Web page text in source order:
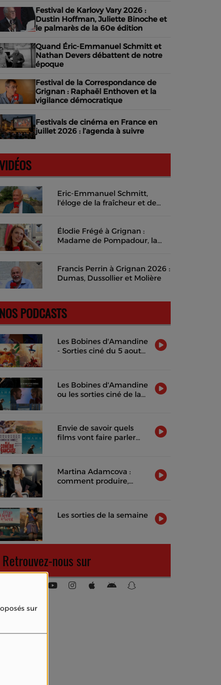
sur
Festival de Karlovy Vary 2026 :
Dustin Hoffman, Juliette Binoche et
le palmarès de la 60e édition
Quand Éric-Emmanuel Schmitt et
Nathan Devers débattent de notre
époque
Festival de la Correspondance de
Grignan : Raphaël Enthoven et la
vigilance démocratique
Festivals de cinéma en France en
juillet 2026 : l’agenda à suivre
Eric-Emmanuel Schmitt,
l'éloge de la fraîcheur et de
Élodie Frégé à Grignan :
Madame de Pompadour, la
Francis Perrin à Grignan 2026 :
Dumas, Dussollier et Molière
NOS PODCASTS
Les Bobines d'Amandine
- Sorties ciné du 5 aout
Les Bobines d'Amandine
ou les sorties ciné de la
Envie de savoir quels
films vont faire parler
Martina Adamcova :
comment produire,
Les sorties de la semaine
Retrouvez-nous sur